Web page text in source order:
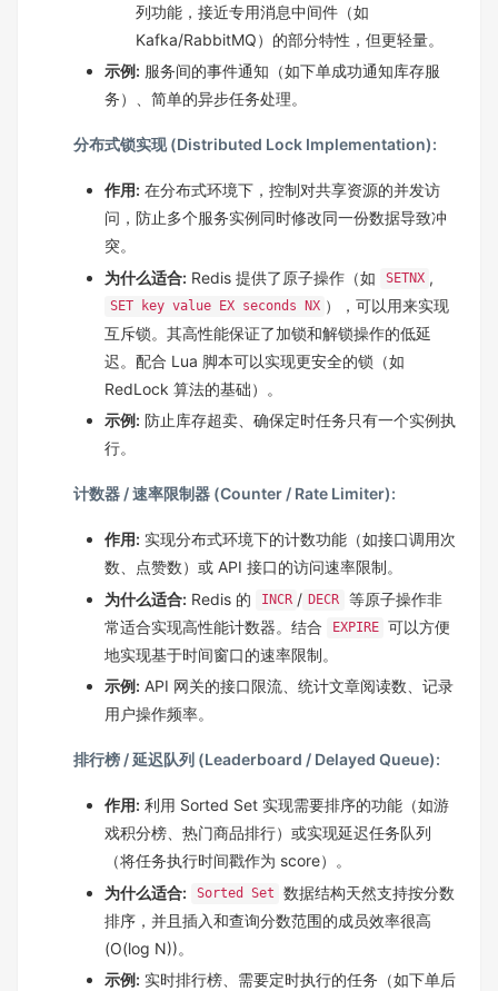
列功能，接近专用消息中间件（如
Kafka/RabbitMQ）的部分特性，但更轻量。
示例: 服务间的事件通知（如下单成功通知库存服
务）、简单的异步任务处理。
分布式锁实现 (Distributed Lock Implementation):
作用: 在分布式环境下，控制对共享资源的并发访
问，防止多个服务实例同时修改同一份数据导致冲
突。
为什么适合: Redis 提供了原子操作（如 SETNX ,
SET key value EX seconds NX ），可以用来实现
互斥锁。其高性能保证了加锁和解锁操作的低延
迟。配合 Lua 脚本可以实现更安全的锁（如
RedLock 算法的基础）。
示例: 防止库存超卖、确保定时任务只有一个实例执
行。
计数器 / 速率限制器 (Counter / Rate Limiter):
作用: 实现分布式环境下的计数功能（如接口调用次
数、点赞数）或 API 接口的访问速率限制。
为什么适合: Redis 的 INCR / DECR
等原子操作非
常适合实现高性能计数器。结合
EXPIRE 可以方便
地实现基于时间窗口的速率限制。
示例: API 网关的接口限流、统计文章阅读数、记录
用户操作频率。
排行榜 / 延迟队列 (Leaderboard / Delayed Queue):
作用: 利用 Sorted Set 实现需要排序的功能（如游
戏积分榜、热门商品排行）或实现延迟任务队列
（将任务执行时间戳作为 score）。
为什么适合:
Sorted Set
数据结构天然支持按分数
排序，并且插入和查询分数范围的成员效率很高
(O(log N))。
示例: 实时排行榜、需要定时执行的任务（如下单后